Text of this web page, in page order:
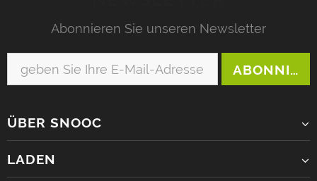
Abonnieren Sie unseren Newsletter
ÜBER SNOOC
LADEN